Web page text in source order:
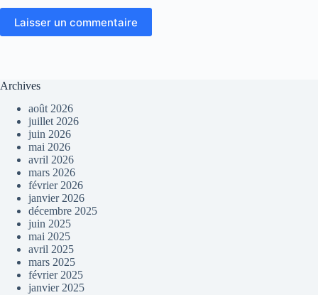
Laisser un commentaire
Archives
août 2026
juillet 2026
juin 2026
mai 2026
avril 2026
mars 2026
février 2026
janvier 2026
décembre 2025
juin 2025
mai 2025
avril 2025
mars 2025
février 2025
janvier 2025